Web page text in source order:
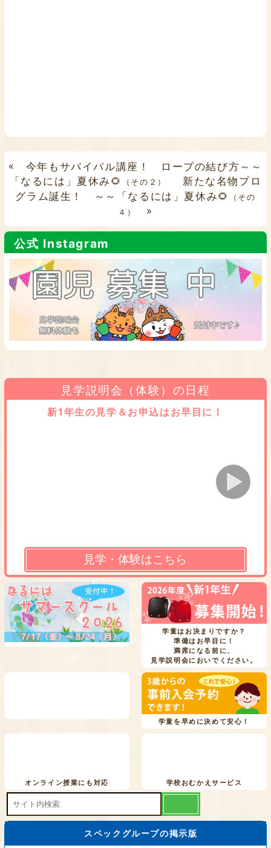
«
今年もサバイバル講座！ ロープの結び方～～
「なるには」夏休み🌻
（その２）
新たな名物プロ
グラム誕生！ ～～「なるには」夏休み🌻
（その
４）
»
公式 Instagram
見学説明会（体験）の日程
新1年生の見学＆お申込はお早目に！
見学・体験はこちら
学童はお決まりですか？
準備はお早目に！
満席になる前に、
見学説明会においでください。
学童を早めに決めて安心！
オンライン授業にも対応 学校おむかえサービス
スペックグループの掲示版